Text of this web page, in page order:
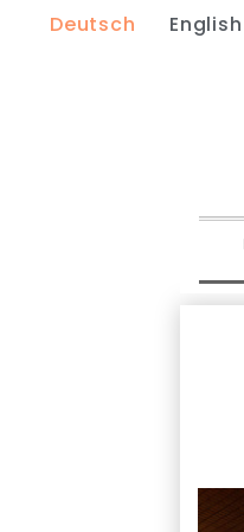
Deutsch English